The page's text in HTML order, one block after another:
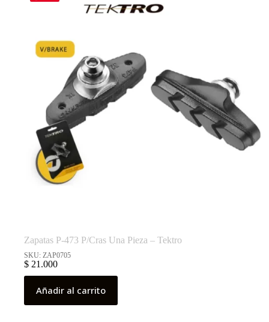
Zapatas P-473 P/Cras Una Pieza – Tektro
SKU: ZAP0705
$ 21.000
Añadir al carrito